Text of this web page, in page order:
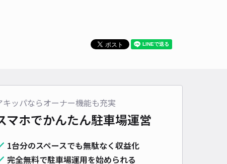
キッパならオーナー機能も充実
マホでかんたん駐車場運営
1台分のスペースでも無駄なく収益化
完全無料で駐車場運用を始められる